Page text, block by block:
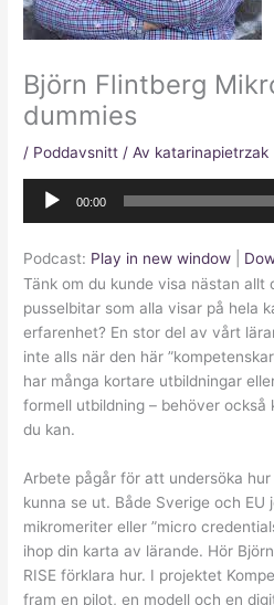
Björn Flintberg
dummies
/ Poddavsnitt / Av katarinapietrzak
Ljudspelare
00:00
Podcast: Play in new window
Tänk om du kunde visa nästan allt
pusselbitar som alla visar på hela
erfarenhet? En stor del av vårt
inte alls när den här
har många kortare utbildningar
formell utbildning – behöver också
du kan.
Arbete pågår för att undersöka
kunna se ut. Både Sverige och EU
mikromeriter eller ”micro
ihop din karta av lärande. Hör
RISE förklara hur. I projektet
fram en pilot, en modell och en